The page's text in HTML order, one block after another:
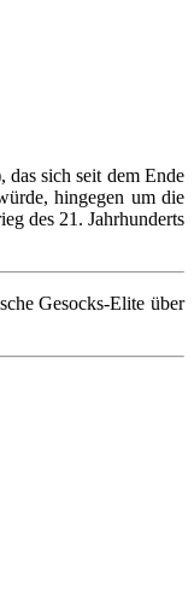
das sich seit dem Ende
hingegen um die
des 21. Jahrhunderts
Gesocks-Elite über